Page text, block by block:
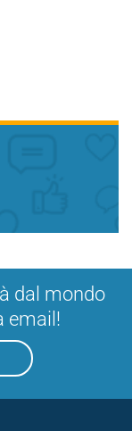
dal mondo
email!